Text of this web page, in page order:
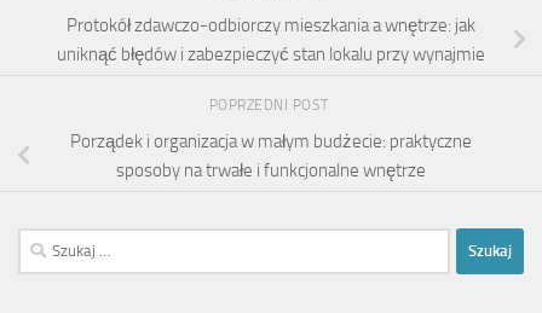
Protokół zdawczo-odbiorczy mieszkania a wnętrze: jak
uniknąć błędów i zabezpieczyć stan lokalu przy wynajmie
POPRZEDNI POST
Porządek i organizacja w małym budżecie: praktyczne
sposoby na trwałe i funkcjonalne wnętrze
Szukaj: